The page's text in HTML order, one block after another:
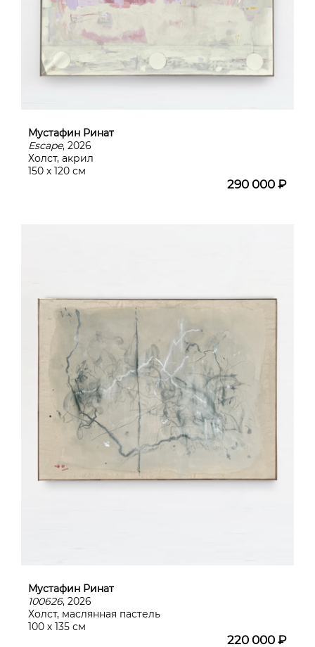
Мустафин Ринат
Еscape, 2026
Холст, акрил
150 х 120 см
290 000 ₽
Мустафин Ринат
100626, 2026
Холст, маслянная пастель
100 х 135 см
220 000 ₽